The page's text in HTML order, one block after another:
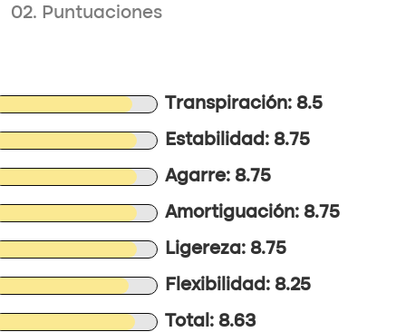
02. Puntuaciones
Transpiración: 8.5
Estabilidad: 8.75
Agarre: 8.75
Amortiguación: 8.75
Ligereza: 8.75
Flexibilidad: 8.25
Total: 8.63